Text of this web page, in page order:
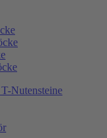
Nutensteine